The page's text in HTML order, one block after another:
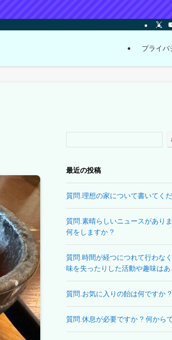
プライバ
最近の投稿
質問.理想の家について書いてくだ
質問.素晴らしいニュースがあり
何をしますか ?
質問.時間が経つにつれて行わな
味を失ったりした活動や趣味は
質問.お気に入りの飴は何ですか ?
質問.休息が必要ですか ? 何から